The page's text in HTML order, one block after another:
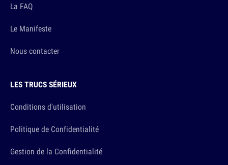
La FAQ
Le Manifeste
Nous contacter
LES TRUCS SÉRIEUX
Conditions d'utilisation
Politique de Confidentialité
Gestion de la Confidentialité